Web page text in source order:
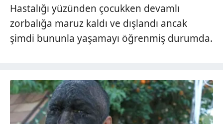
Hastalığı yüzünden çocukken devamlı
zorbalığa maruz kaldı ve dışlandı ancak
şimdi bununla yaşamayı öğrenmiş durumda.